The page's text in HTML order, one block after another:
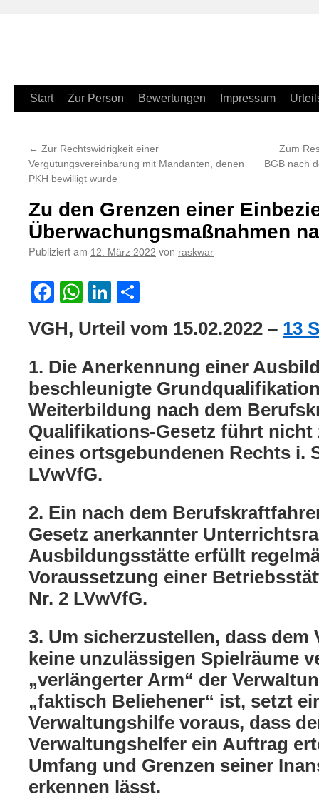
Zum
springen
Start Zur Person Bewertungen Impressum
← Zur Rechtswidrigkeit einer
Vergütungsvereinbarung mit Mandanten, denen
PKH bewilligt wurde
Zum
BGB nach
Zu den Grenzen einer
Überwachungsmaßnahmen
Publiziert am 12. März 2022 von raskwar
Facebook
WhatsApp
LinkedIn
VGH, Urteil vom 15.02.2022 – 13
1. Die Anerkennung einer
beschleunigte
Weiterbildung nach dem
Qualifikations-Gesetz führt
eines ortsgebundenen Rechts i.
LVwVfG.
2. Ein nach dem
Gesetz anerkannter
Ausbildungsstätte erfüllt
Voraussetzung einer
Nr. 2 LVwVfG.
3. Um sicherzustellen, dass dem
keine unzulässigen Spielräume
„verlängerter Arm“ der
„faktisch Beliehener“ ist, setzt
Verwaltungshilfe voraus, dass
Verwaltungshelfer ein Auftrag
Umfang und Grenzen seiner
erkennen lässt.